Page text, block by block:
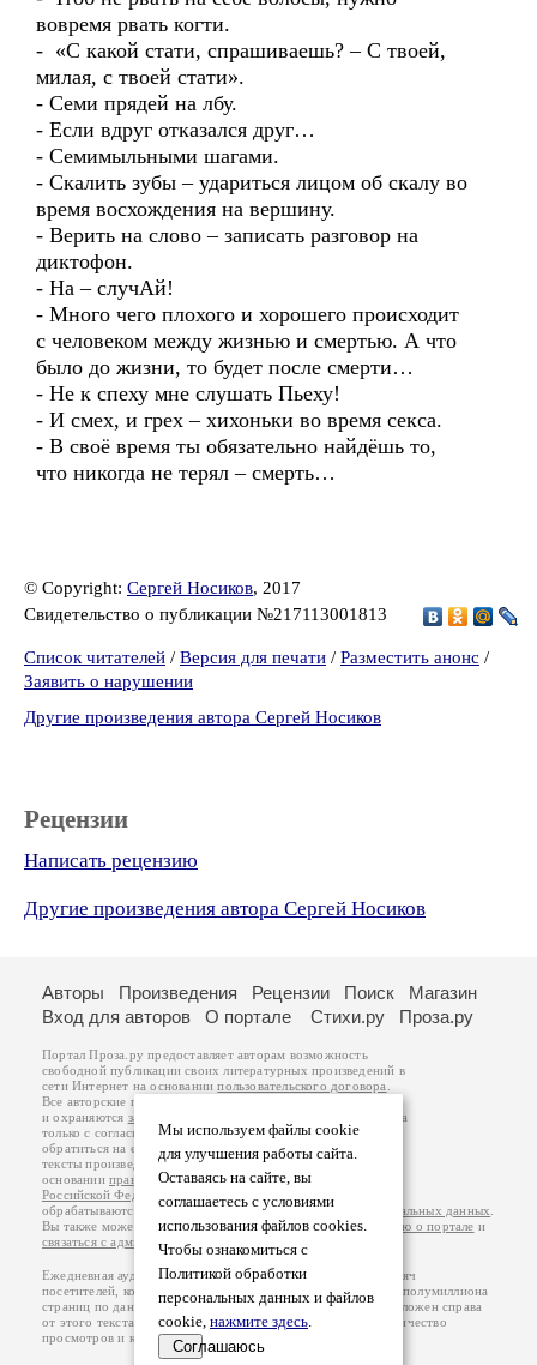
вовремя рвать когти.
- «С какой стати, спрашиваешь? – С твоей,
милая, с твоей стати».
- Семи прядей на лбу.
- Если вдруг отказался друг…
- Семимыльными шагами.
- Скалить зубы – удариться лицом об скалу во
время восхождения на вершину.
- Верить на слово – записать разговор на
диктофон.
- На – случАй!
- Много чего плохого и хорошего происходит
с человеком между жизнью и смертью. А что
было до жизни, то будет после смерти…
- Не к спеху мне слушать Пьеху!
- И смех, и грех – хихоньки во время секса.
- В своё время ты обязательно найдёшь то,
что никогда не терял – смерть…
© Copyright: Сергей Носиков, 2017
Свидетельство о публикации №217113001813
Список читателей / Версия для печати / Разместить анонс /
Заявить о нарушении
Другие произведения автора Сергей Носиков
Рецензии
Написать рецензию
Другие произведения автора Сергей Носиков
Мы используем файлы cookie
для улучшения работы сайта.
Оставаясь на сайте, вы
соглашаетесь с условиями
использования файлов cookies.
Чтобы ознакомиться с
Политикой обработки
персональных данных и файлов
cookie, нажмите здесь.
Соглашаюсь
Авторы Произведения Рецензии Поиск
Магазин
Вход для авторов
О портале Стихи.ру Проза.ру
Портал Проза.ру предоставляет авторам возможность
свободной публикации своих литературных произведений в
сети Интернет на основаниипользовательского договора
Все авторские права на произведения принадлежат авторам
и охраняются законом
. Перепечатка произведений возможна
только с согласия его автора, к которому вы можете
обратиться на его авторской странице. Ответственность за
тексты произведений авторы несут самостоятельно на
основанииправил публикацииизаконодательства
Российской Федерации
обрабатываются на основанииПолитики обработки персональных данных
Вы также можете посмотреть более подробнуюинформацию о портале и
связаться с администрацией
Ежедневная аудитория портала Проза.ру – порядка 100 тысяч
посетителей, которые в общей сумме просматривают более полумиллиона
страниц по данным счетчика посещаемости, который расположен справа
от этого текста. В каждой графе указано по две цифры: количество
просмотров и количество посетителей.